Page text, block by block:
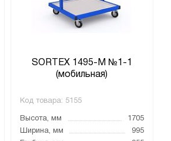
SORTEX 1495-M №1-1
(мобильная)
Код товара: 5155
Высота, мм
1705
Ширина, мм
995